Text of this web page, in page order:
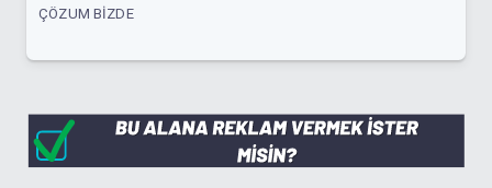
ÇÖZUM BIZDE